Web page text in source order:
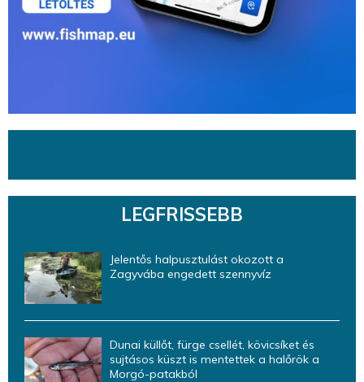
LEGFRISSEBB
Jelentős halpusztulást okozott a
Zagyvába engedett szennyvíz
Dunai küllőt, fürge csellét, kövicsíket és
sujtásos küszt is mentettek a halőrök a
Morgó-patakból